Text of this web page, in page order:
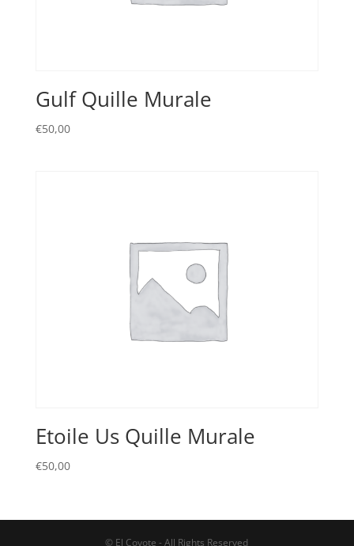
Gulf Quille Murale
€50,00
Etoile Us Quille Murale
€50,00
© El Coyote - All Rights Reserved